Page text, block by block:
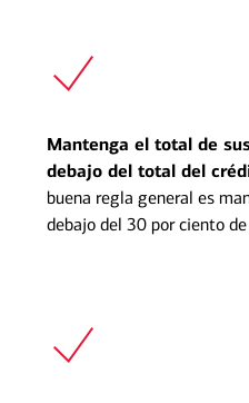
Mantenga el total de
debajo del total del
buena regla general es
debajo del 30 por ciento